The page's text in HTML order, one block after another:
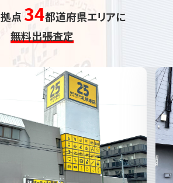
拠点 34都道府県エリアに
無料出張査定